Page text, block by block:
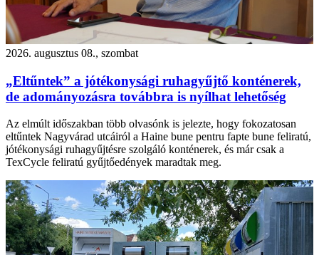
2026. augusztus 08., szombat
„Eltűntek” a jótékonysági ruhagyűjtő konténerek,
de adományozásra továbbra is nyílhat lehetőség
Az elmúlt időszakban több olvasónk is jelezte, hogy fokozatosan
eltűntek Nagyvárad utcáiról a Haine bune pentru fapte bune feliratú,
jótékonysági ruhagyűjtésre szolgáló konténerek, és már csak a
TexCycle feliratú gyűjtőedények maradtak meg.